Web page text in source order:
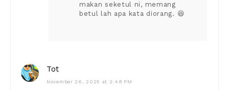
makan seketul ni, memang
betul lah apa kata diorang. 😆
Tot
November 26, 2025 at 2:48 PM